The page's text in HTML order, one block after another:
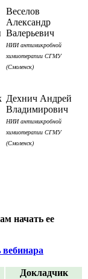
Веселов
Александр
Валерьевич
НИИ антимикробной
химиотерапии СГМУ
(Смоленск)
Дехнич Андрей
Владимирович
НИИ антимикробной
химиотерапии СГМУ
(Смоленск)
начать ее
вебинара
Докладчик